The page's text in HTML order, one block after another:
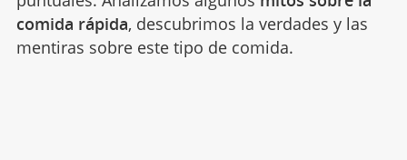
comida rápida, descubrimos la verdades y las
mentiras sobre este tipo de comida.